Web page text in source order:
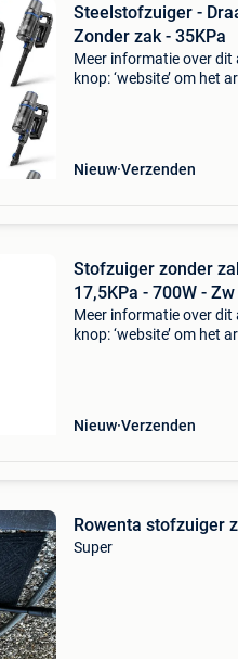
Steelstofzuiger -
Zonder zak - 35KPa
Meer informatie over dit
knop: ‘website’ om het
Nieuw Verzenden
Stofzuiger zonder
17,5KPa - 700W - Zw
Meer informatie over dit
knop: ‘website’ om het
Nieuw Verzenden
Rowenta stofzuiger
Super